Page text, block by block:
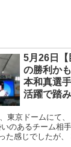
5月26日【
の勝利か
本和真選
活躍で踏
東京ドームにて
のあるチーム相
た感じでしたが